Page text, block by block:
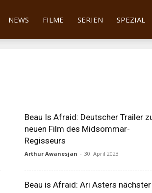
NEWS FILME SERIEN SPEZIAL
Beau Is Afraid: Deutscher Trailer
neuen Film des Midsommar-
Regisseurs
Arthur Awanesjan - 30. April 2023
Beau is Afraid: Ari Asters nächster